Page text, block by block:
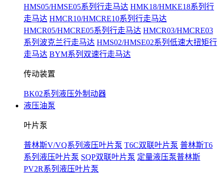
HMS05/HMSE05系列行走马达 HMK18/HMKE18系列行
走马达 HMCR10/HMCRE10系列行走马达
HMCR05/HMCRE05系列行走马达 HMCR03/HMCRE03
系列波克兰行走马达 HMS02/HMSE02系列低速大扭矩行
走马达 BYM系列双速行走马达
传动装置
BK02系列液压外制动器
液压油泵
叶片泵
普林斯V/VQ系列液压叶片泵 T6C双联叶片泵 普林斯T6
系列液压叶片泵 SQP双联叶片泵 定量液压泵普林斯
PV2R系列液压叶片泵